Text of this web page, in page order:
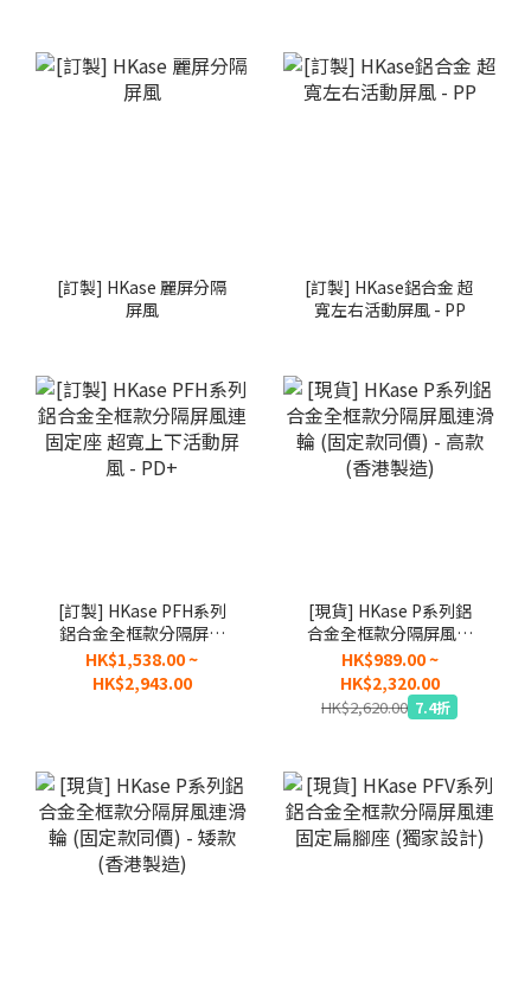
[訂製] HKase 麗屏分隔
屏風
[訂製] HKase鋁合金 超
寬左右活動屏風 - PP
[訂製] HKase PFH系列
鋁合金全框款分隔屏風
連固定座 超寬上下活動
屏風 - PD+
HK$1,538.00 ~
HK$2,943.00
[現貨] HKase P系列鋁
合金全框款分隔屏風連
滑輪 (固定款同價) - 高
款 (香港製造)
HK$989.00 ~
HK$2,320.00
HK$2,620.00 7.4折